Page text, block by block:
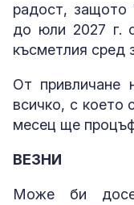
радост, защото
до юли 2027 г.
късметлия сред
От привличане
всичко, с което
месец ще
ВЕЗНИ
Може би